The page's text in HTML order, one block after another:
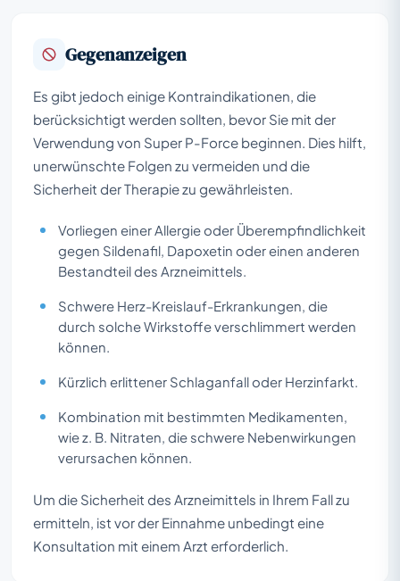
Gegenanzeigen
Es gibt jedoch einige Kontraindikationen, die
berücksichtigt werden sollten, bevor Sie mit der
Verwendung von Super P-Force beginnen. Dies hilft,
unerwünschte Folgen zu vermeiden und die
Sicherheit der Therapie zu gewährleisten.
Vorliegen einer Allergie oder Überempfindlichkeit
gegen Sildenafil, Dapoxetin oder einen anderen
Bestandteil des Arzneimittels.
Schwere Herz-Kreislauf-Erkrankungen, die
durch solche Wirkstoffe verschlimmert werden
können.
Kürzlich erlittener Schlaganfall oder Herzinfarkt.
Kombination mit bestimmten Medikamenten,
wie z. B. Nitraten, die schwere Nebenwirkungen
verursachen können.
Um die Sicherheit des Arzneimittels in Ihrem Fall zu
ermitteln, ist vor der Einnahme unbedingt eine
Konsultation mit einem Arzt erforderlich.